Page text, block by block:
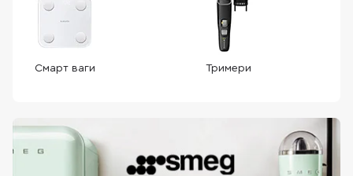
Смарт ваги Тримери